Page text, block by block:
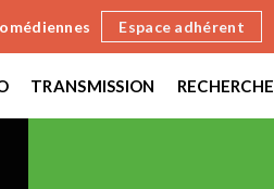
Espace adhérent
TRANSMISSION RECHERCHE